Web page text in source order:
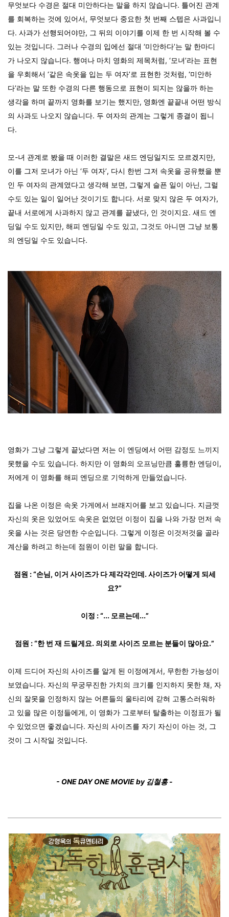
무엇보다 수경은 절대 미안하다는 말을 하지 않습니다. 틀어진 관계
를 회복하는 것에 있어서, 무엇보다 중요한 첫 번째 스텝은 사과입니
다. 사과가 선행되어야만, 그 뒤의 이야기를 이제 한 번 시작해 볼 수
있는 것입니다. 그러나 수경의 입에선 절대 ‘미안하다’는 말 한마디
가 나오지 않습니다. 행여나 마치 영화의 제목처럼, ‘모녀’라는 표현
을 우회해서 ‘같은 속옷을 입는 두 여자’로 표현한 것처럼, ‘미안하
다’라는 말 또한 수경의 다른 행동으로 표현이 되지는 않을까 하는
생각을 하며 끝까지 영화를 보기는 했지만, 영화엔 끝끝내 어떤 방식
의 사과도 나오지 않습니다. 두 여자의 관계는 그렇게 종결이 됩니
다.
모-녀 관계로 봤을 때 이러한 결말은 새드 엔딩일지도 모르겠지만,
이를 그저 모녀가 아닌 ‘두 여자’, 다시 한번 그저 속옷을 공유했을 뿐
인 두 여자의 관계였다고 생각해 보면, 그렇게 슬픈 일이 아닌, 그럴
수도 있는 일이 일어난 것이기도 합니다. 서로 맞지 않은 두 여자가,
끝내 서로에게 사과하지 않고 관계를 끝냈다, 인 것이지요. 새드 엔
딩일 수도 있지만, 해피 엔딩일 수도 있고, 그것도 아니면 그냥 보통
의 엔딩일 수도 있습니다.
영화가 그냥 그렇게 끝났다면 저는 이 엔딩에서 어떤 감정도 느끼지
못했을 수도 있습니다. 하지만 이 영화의 오프닝만큼 훌륭한 엔딩이,
저에게 이 영화를 해피 엔딩으로 기억하게 만들었습니다.
집을 나온 이정은 속옷 가게에서 브래지어를 보고 있습니다. 지금껏
자신의 옷은 있었어도 속옷은 없었던 이정이 집을 나와 가장 먼저 속
옷을 사는 것은 당연한 수순입니다. 그렇게 이정은 이것저것을 골라
계산을 하려고 하는데 점원이 이런 말을 합니다.
점원 : “손님, 이거 사이즈가 다 제각각인데. 사이즈가 어떻게 되세
요?”
이정 : “... 모르는데...”
점원 : “한 번 재 드릴게요. 의외로 사이즈 모르는 분들이 많아요.”
이제 드디어 자신의 사이즈를 알게 된 이정에게서, 무한한 가능성이
보였습니다. 자신의 무궁무진한 가치의 크기를 인지하지 못한 채, 자
신의 잘못을 인정하지 않는 어른들의 울타리에 갇혀 고통스러워하
고 있을 많은 이정들에게, 이 영화가 그로부터 탈출하는 이정표가 될
수 있었으면 좋겠습니다. 자신의 사이즈를 자기 자신이 아는 것, 그
것이 그 시작일 것입니다.
- ONE DAY ONE MOVIE by 김철홍 -